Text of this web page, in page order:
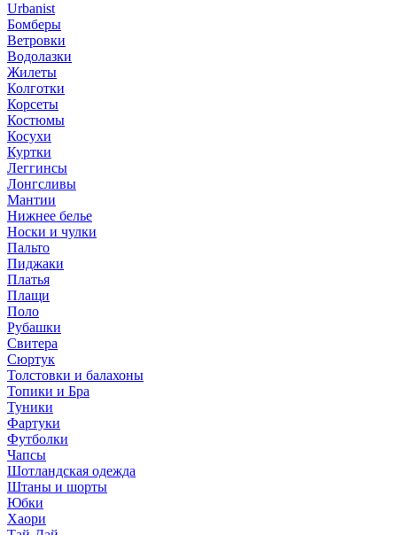
Urbanist
Бомберы
Ветровки
Водолазки
Жилеты
Колготки
Корсеты
Костюмы
Косухи
Куртки
Леггинсы
Лонгсливы
Мантии
Нижнее белье
Носки и чулки
Пальто
Пиджаки
Платья
Плащи
Поло
Рубашки
Свитера
Сюртук
Толстовки и балахоны
Топики и Бра
Туники
Фартуки
Футболки
Чапсы
Шотландская одежда
Штаны и шорты
Юбки
Хаори